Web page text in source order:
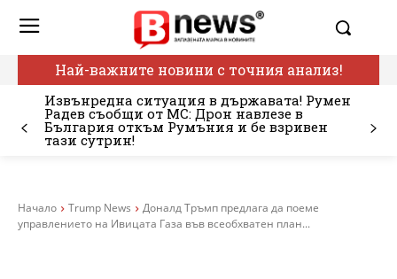
Най-важните новини с точния анализ!
Извънредна ситуация в държавата! Румен
Радев съобщи от МС: Дрон навлезе в
България откъм Румъния и бе взривен
тази сутрин!
Начало Trump News
Доналд Тръмп предлага да поеме
управлението на Ивицата Газа във всеобхватен план...